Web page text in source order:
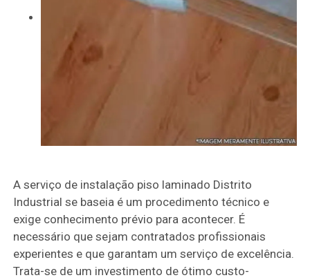
A serviço de instalação piso laminado Distrito
Industrial se baseia é um procedimento técnico e
exige conhecimento prévio para acontecer. É
necessário que sejam contratados profissionais
experientes e que garantam um serviço de excelência.
Trata-se de um investimento de ótimo custo-